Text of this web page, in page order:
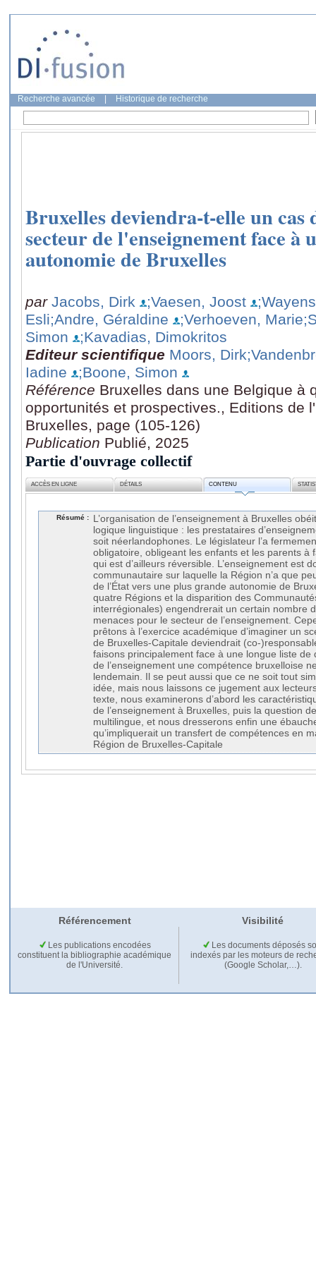
Recherche avancée Historique de recherche
Bruxelles deviendra-t-elle un cas
secteur de l'enseignement face à
autonomie de Bruxelles
par Jacobs, Dirk ;Vaesen, Joost
Esli;Andre, Géraldine ;Verhoeven, Marie
Simon
;Kavadias, Dimokritos
Editeur scientifique Moors, Dirk
Iadine
;Boone, Simon
Référence Bruxelles dans une Belgique à
opportunités et prospectives., Editions de
Bruxelles, page (105-126)
Publication Publié, 2025
Partie d'ouvrage collectif
ACCÈS EN LIGNE DÉTAILS CONTENU
Résumé :
L’organisation de l’enseignement à Bruxelles
logique linguistique : les prestataires
soit néerlandophones. Le législateur l’a
obligatoire, obligeant les enfants et les parents à
qui est d’ailleurs réversible. L’enseignement est
communautaire sur laquelle la Région n’a que
de l’État vers une plus grande autonomie de
quatre Régions et la disparition des
interrégionales) engendrerait un certain nombre
menaces pour le secteur de l’enseignement.
prêtons à l’exercice académique d’imaginer un
de Bruxelles-Capitale deviendrait (co-
faisons principalement face à une longue liste de
de l’enseignement une compétence bruxelloise
lendemain. Il se peut aussi que ce ne soit tout
idée, mais nous laissons ce jugement aux
texte, nous examinerons d’abord les
de l’enseignement à Bruxelles, puis la question
multilingue, et nous dresserons enfin une
qu’impliquerait un transfert de compétences en
Région de Bruxelles-Capitale
Référencement Visibilité
Les publications encodées
constituent la bibliographie académique
de l'Université.
Les documents déposés
indexés par les moteurs de
(Google Scholar,…).